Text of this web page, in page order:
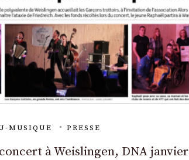
MUSIQUE PRESSE
à Weislingen, DNA janvier